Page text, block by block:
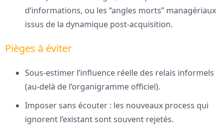
d’informations, ou les “angles morts” managériaux
issus de la dynamique post-acquisition.
Pièges à éviter
Sous-estimer l’influence réelle des relais informels
(au-delà de l’organigramme officiel).
Imposer sans écouter : les nouveaux process qui
ignorent l’existant sont souvent rejetés.